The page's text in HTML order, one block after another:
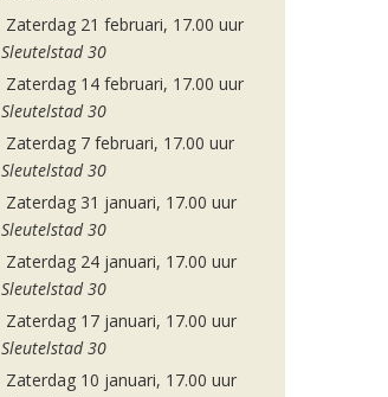
Zaterdag 21 februari, 17.00 uur
Sleutelstad 30
Zaterdag 14 februari, 17.00 uur
Sleutelstad 30
Zaterdag 7 februari, 17.00 uur
Sleutelstad 30
Zaterdag 31 januari, 17.00 uur
Sleutelstad 30
Zaterdag 24 januari, 17.00 uur
Sleutelstad 30
Zaterdag 17 januari, 17.00 uur
Sleutelstad 30
Zaterdag 10 januari, 17.00 uur